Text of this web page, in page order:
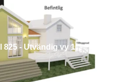
825 - Utvändig vy 1